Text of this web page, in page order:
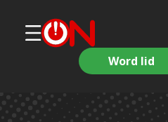
Word lid